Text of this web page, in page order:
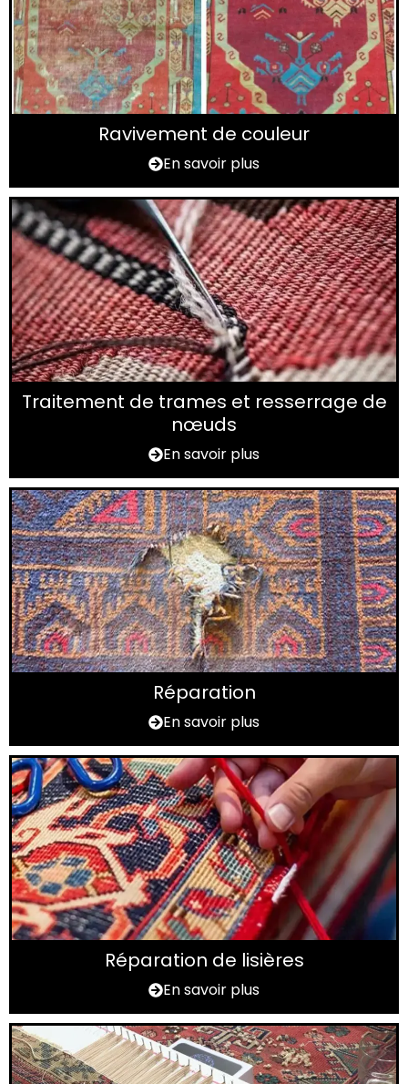
Ravivement de couleur
En savoir plus
Traitement de trames et resserrage de
nœuds
En savoir plus
Réparation
En savoir plus
Réparation de lisières
En savoir plus